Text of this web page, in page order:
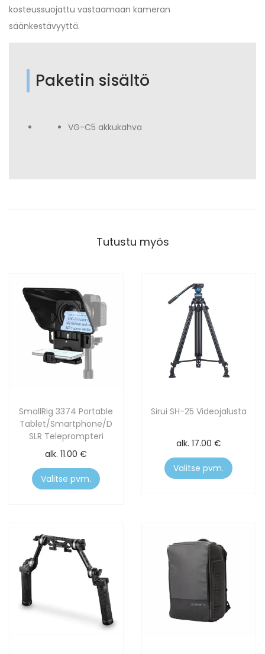
kosteussuojattu vastaamaan kameran
säänkestävyyttä.
Paketin sisältö
VG-C5 akkukahva
Tutustu myös
SmallRig 3374 Portable
Tablet/Smartphone/D
SLR Teleprompteri
alk.11.00€
Valitse pvm.
Sirui SH-25 Videojalusta
alk. 17.00 €
Valitse pvm.